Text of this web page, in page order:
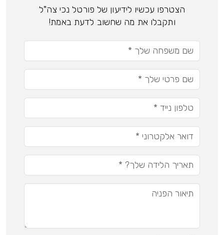
הצטרפו עכשיו לידיעון של פורטל נכי צה"ל
ותקבלו את מה שחשוב לדעת באמת!